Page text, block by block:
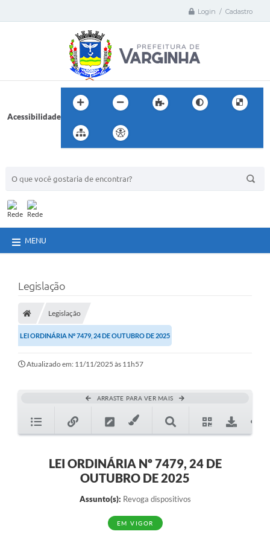
Login / Cadastro
Acessibilidade
MENU
Legislação
Legislação
LEI ORDINÁRIA Nº 7479, 24 DE OUTUBRO DE 2025
Atualizado em: 11/11/2025 às 11h57
ARRASTE PARA VER MAIS
LEI ORDINÁRIA Nº 7479, 24 DE
OUTUBRO DE 2025
Assunto(s): Revoga dispositivos
EM VIGOR